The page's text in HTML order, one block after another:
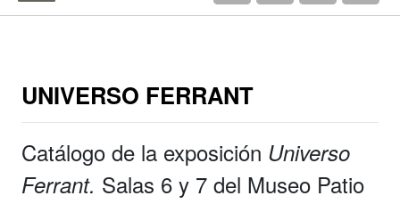
UNIVERSO FERRANT
Catálogo de la exposición Universo
Ferrant. Salas 6 y 7 del Museo Patio